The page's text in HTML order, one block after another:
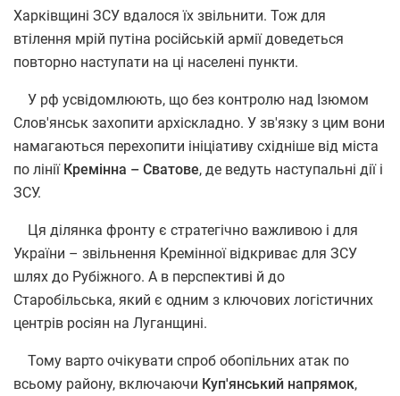
Харківщині ЗСУ вдалося їх звільнити. Тож для
втілення мрій путіна російській армії доведеться
повторно наступати на ці населені пункти.
У рф усвідомлюють, що без контролю над Ізюмом
Слов'янськ захопити архіскладно. У зв'язку з цим вони
намагаються перехопити ініціативу східніше від міста
по лінії Кремінна – Сватове, де ведуть наступальні дії і
ЗСУ.
Ця ділянка фронту є стратегічно важливою і для
України – звільнення Кремінної відкриває для ЗСУ
шлях до Рубіжного. А в перспективі й до
Старобільська, який є одним з ключових логістичних
центрів росіян на Луганщині.
Тому варто очікувати спроб обопільних атак по
всьому району, включаючи Куп'янський напрямок,